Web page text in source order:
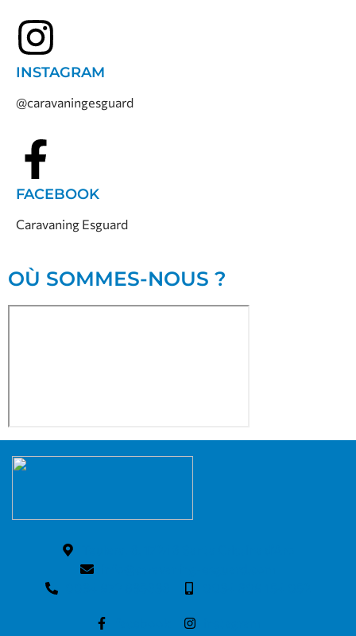
INSTAGRAM
@caravaningesguard
FACEBOOK
Caravaning Esguard
OÙ SOMMES-NOUS ?